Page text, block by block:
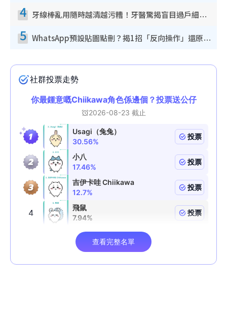
4 牙線棒亂用隨時越清越污糟！牙醫驚揭盲目過戶細菌恐致蛀牙：呢種先係日常真保養
5 WhatsApp預設貼圖點刪？揭1招「反向操作」還原簡潔介面 附3步實測教學